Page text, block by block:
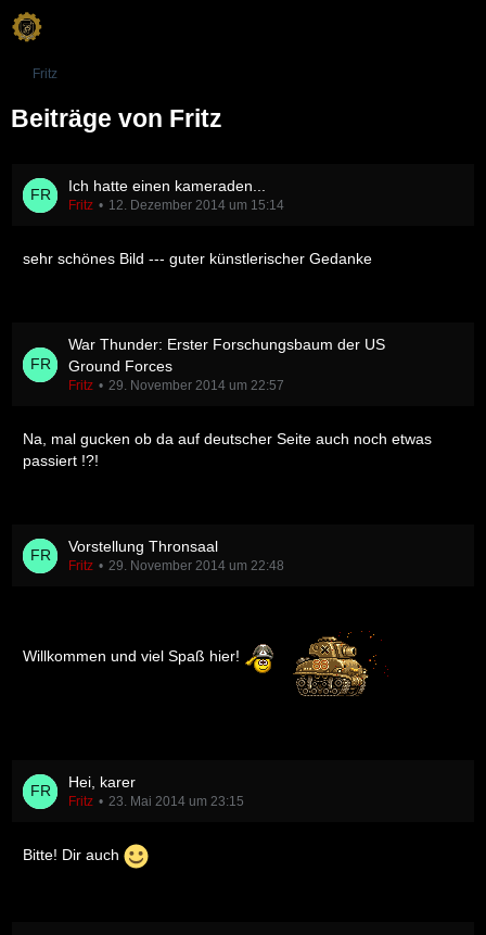
Fritz
Beiträge von Fritz
Ich hatte einen kameraden...
Fritz 12. Dezember 2014 um 15:14
sehr schönes Bild --- guter künstlerischer Gedanke
War Thunder: Erster Forschungsbaum der US
Ground Forces
Fritz 29. November 2014 um 22:57
Na, mal gucken ob da auf deutscher Seite auch noch etwas
passiert !?!
Vorstellung Thronsaal
Fritz 29. November 2014 um 22:48
Willkommen und viel Spaß hier!
Hei, karer
Fritz 23. Mai 2014 um 23:15
Bitte! Dir auch